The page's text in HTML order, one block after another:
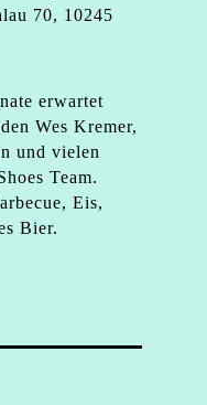
70, 10245
erwartet
Wes Kremer,
und vielen
Team.
Eis,
Bier.